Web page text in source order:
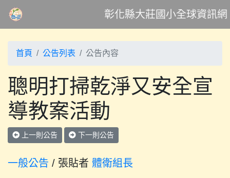
彰化縣大莊國小全球資訊網
首頁 公告列表 公告內容
聰明打掃乾淨又安全宣
導教案活動
上一則公告 下一則公告
一般公告 / 張貼者 體衛組長